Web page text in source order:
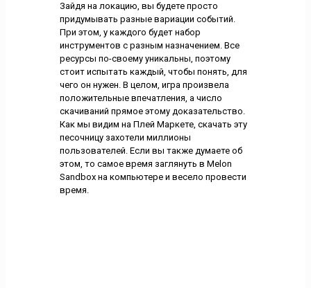
Зайдя на локацию, вы будете просто
придумывать разные вариации событий.
При этом, у каждого будет набор
инструментов с разным назначением. Все
ресурсы по-своему уникальны, поэтому
стоит испытать каждый, чтобы понять, для
чего он нужен. В целом, игра произвела
положительные впечатления, а число
скачиваний прямое этому доказательство.
Как мы видим на Плей Маркете, скачать эту
песочницу захотели миллионы
пользователей. Если вы также думаете об
этом, то самое время заглянуть в Melon
Sandbox на компьютере и весело провести
время.